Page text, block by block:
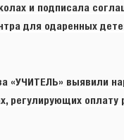
и подписала
для одаренных
«УЧИТЕЛЬ» выявили
регулирующих оплату